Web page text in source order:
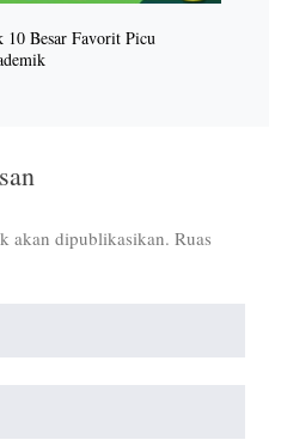
10 Besar Favorit Picu
akan dipublikasikan. Ruas